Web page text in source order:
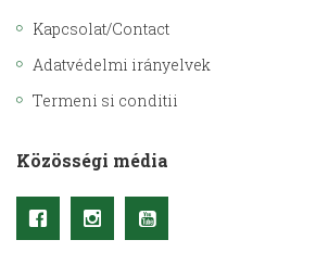
Kapcsolat/Contact
Adatvédelmi irányelvek
Termeni si conditii
Közösségi média